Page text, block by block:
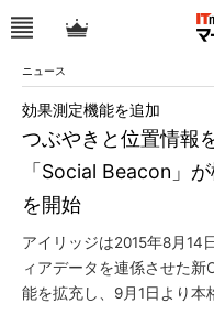
ニュース
つぶやきと位置情報
「Social Beacon」
を開始
効果測定機能を追加
アイリッジは2015年8月14
ィアデータを連係させた
能を拡充し、9月1日より本